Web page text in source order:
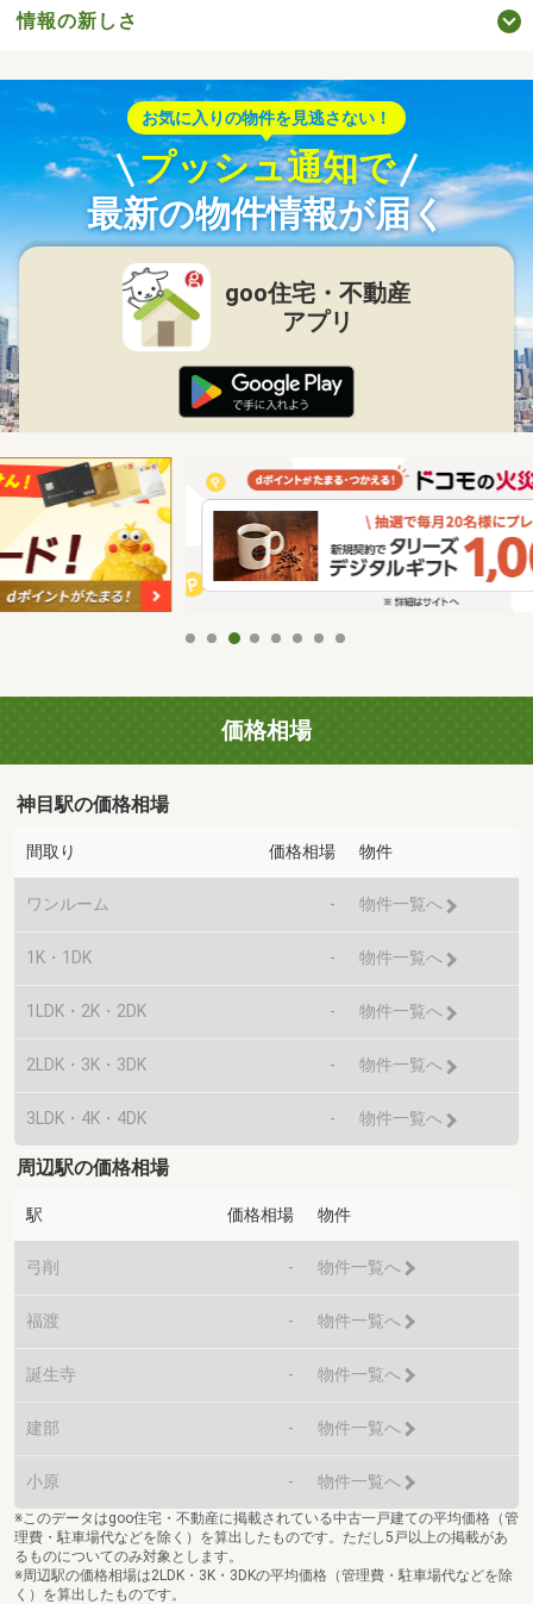
情報の新しさ
お気に入りの物件を見逃さない！
プッシュ通知で
最新の物件情報が届く
goo住宅・不動産
アプリ
価格相場
神目駅の価格相場
間取り 価格相場 物件
ワンルーム - 物件一覧へ
1K・1DK - 物件一覧へ
1LDK・2K・2DK - 物件一覧へ
2LDK・3K・3DK - 物件一覧へ
3LDK・4K・4DK - 物件一覧へ
周辺駅の価格相場
駅 価格相場 物件
弓削 - 物件一覧へ
福渡 - 物件一覧へ
誕生寺 - 物件一覧へ
建部 - 物件一覧へ
小原 - 物件一覧へ
※このデータはgoo住宅・不動産に掲載されている中古一戸建ての平均価格（管
理費・駐車場代などを除く）を算出したものです。ただし5戸以上の掲載があ
るものについてのみ対象とします。
※周辺駅の価格相場は2LDK・3K・3DKの平均価格（管理費・駐車場代などを除
く）を算出したものです。